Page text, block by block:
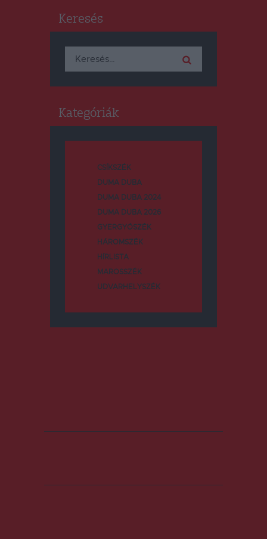
Keresés
Keresés:
Kategóriák
CSÍKSZÉK
DUMA DUBA
DUMA DUBA 2024
DUMA DUBA 2026
GYERGYÓSZÉK
HÁROMSZÉK
HÍRLISTA
MAROSSZÉK
UDVARHELYSZÉK